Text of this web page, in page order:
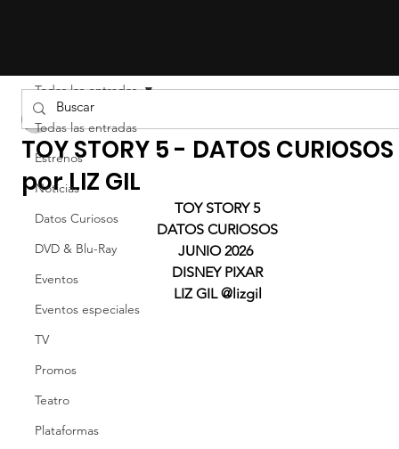
Todas las entradas
Estrenos
Noticias
Datos Curiosos
DVD & Blu-Ray
Eventos
Eventos especiales
TV
Promos
Teatro
Plataformas
Todas las entradas
TOY STORY 5 - DATOS CURIOSOS
por LIZ GIL
TOY STORY 5
DATOS CURIOSOS
JUNIO 2026
DISNEY PIXAR
LIZ GIL @lizgil